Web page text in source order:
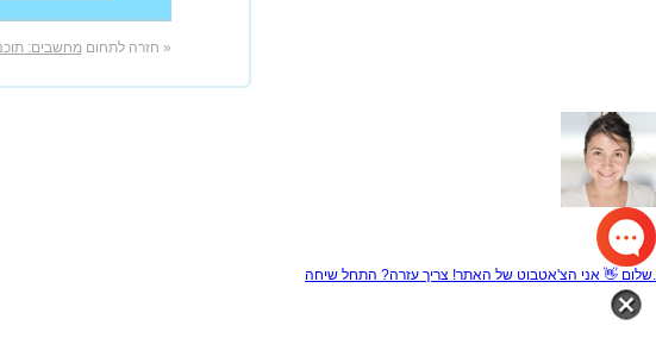
« חזרה לתחוםמחשבים:
שלום 👋 אני הצ'אטבוט של האתר! צריך עזרה? התחל שיחה.